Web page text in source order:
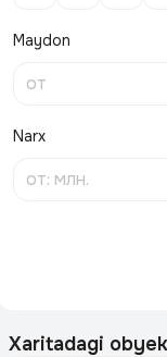
Maydon
Narx
Xaritadagi